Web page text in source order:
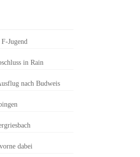
Jugend
in Rain
nach Budweis
dabei